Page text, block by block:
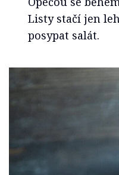
Listy stačí jen
posypat salát.